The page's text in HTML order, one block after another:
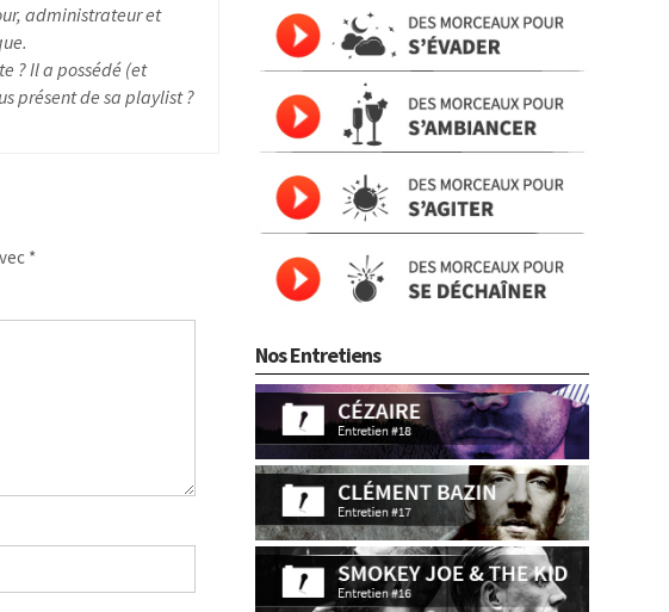
administrateur et
? Il a possédé (et
présent de sa playlist ?
*
Nos Entretiens